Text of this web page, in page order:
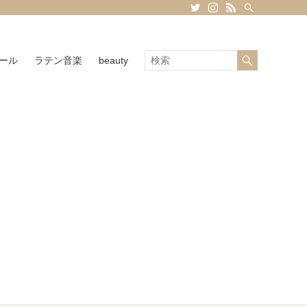
ル ラテン音楽 beauty